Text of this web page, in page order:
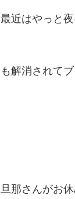
近はやっと
解消されて
那さんがお